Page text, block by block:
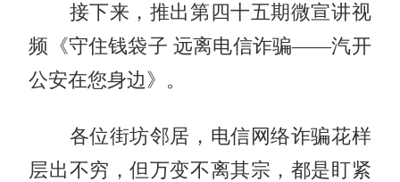
接下来，推出第四十五期微宣讲视
频《守住钱袋子 远离电信诈骗——汽开
公安在您身边》。
各位街坊邻居，电信网络诈骗花样
层出不穷，但万变不离其宗，都是盯紧